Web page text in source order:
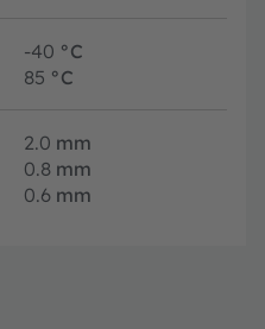
-40 °C
85 °C
2.0 mm
0.8 mm
0.6 mm